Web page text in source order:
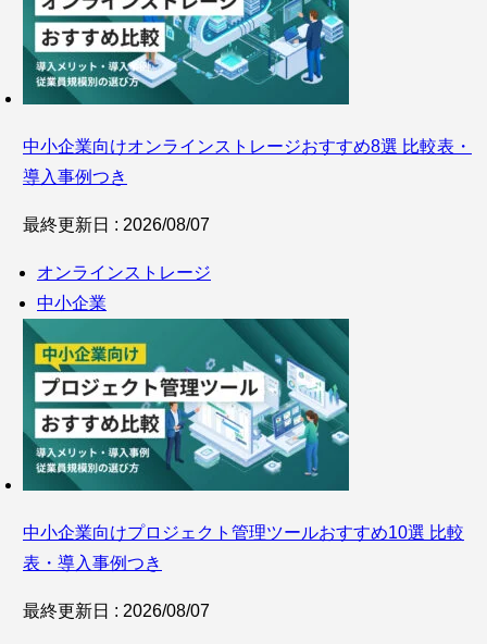
中小企業向けオンラインストレージおすすめ8選 比較表・
導入事例つき
最終更新日 : 2026/08/07
オンラインストレージ
中小企業
中小企業向けプロジェクト管理ツールおすすめ10選 比較
表・導入事例つき
最終更新日 : 2026/08/07